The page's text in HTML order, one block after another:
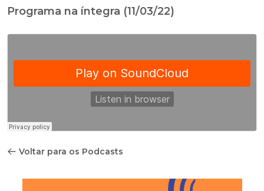
Programa na íntegra (11/03/22)
Voltar para os Podcasts